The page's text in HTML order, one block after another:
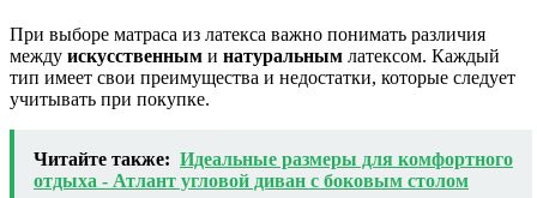
При выборе матраса из латекса важно понимать различия
между искусственным и натуральным латексом. Каждый
тип имеет свои преимущества и недостатки, которые следует
учитывать при покупке.
Читайте также: Идеальные размеры для комфортного
отдыха - Атлант угловой диван с боковым столом